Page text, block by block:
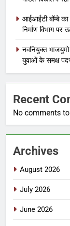
आईआईटी बॉम्बे का
निर्माण विभाग पर
नवनियुक्त
युवाओं के समक्ष
Recent
No comments
Archives
August 2026
July 2026
June 2026